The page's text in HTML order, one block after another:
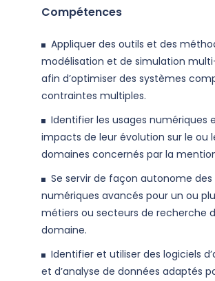
Compétences
Appliquer des outils et des
modélisation et de simulation
afin d’optimiser des systèmes
contraintes multiples.
Identifier les usages numériques
impacts de leur évolution sur le ou
domaines concernés par la
Se servir de façon autonome des
numériques avancés pour un ou
métiers ou secteurs de recherche
domaine.
Identifier et utiliser des logiciels
et d’analyse de données adaptés